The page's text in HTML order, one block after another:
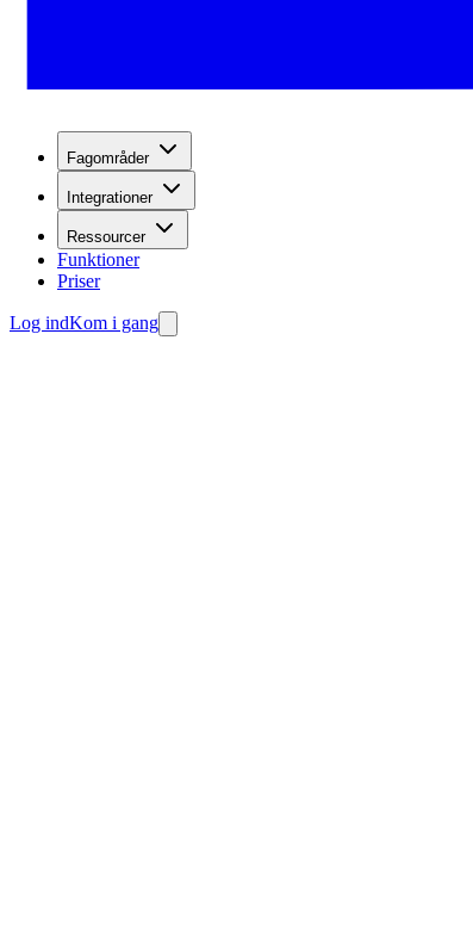
Fagområder
Integrationer
Ressourcer
Funktioner
Priser
Log indKom i gang